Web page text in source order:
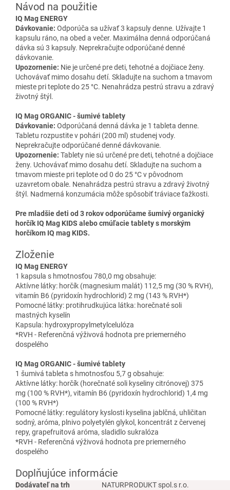
Návod na použitie
IQ Mag ENERGY
Dávkovanie: Odporúča sa užívať 3 kapsuly denne. Užívajte 1
kapsulu ráno, na obed a večer. Maximálna denná odporúčaná
dávka sú 3 kapsuly. Neprekračujte odporúčané denné
dávkovanie.
Upozornenie: Nie je určené pre deti, tehotné a dojčiace ženy.
Uchovávať mimo dosahu detí. Skladujte na suchom a tmavom
mieste pri teplote do 25 °C. Nenahrádza pestrú stravu a zdravý
životný štýl.
IQ Mag ORGANIC - šumivé tablety
Dávkovanie: Odporúčaná denná dávka je 1 tableta denne.
Tabletu rozpustite v pohári (200 ml) studenej vody.
Neprekračujte odporúčané denné dávkovanie.
Upozornenie: Tablety nie sú určené pre deti, tehotné a dojčiace
ženy. Uchovávať mimo dosahu detí. Skladujte na suchom a
tmavom mieste pri teplote od 0 do 25 °C v pôvodnom
uzavretom obale. Nenahrádza pestrú stravu a zdravý životný
štýl. Nadmerná konzumácia môže spôsobiť tráviace ťažkosti.
Pre mladšie deti od 3 rokov odporúčame šumivý organický
horčík IQ Mag KIDS alebo cmúľacie tablety s morským
horčíkom IQ mag KIDS.
Zloženie
IQ Mag ENERGY
1 kapsula s hmotnosťou 780,0 mg obsahuje:
Aktívne látky: horčík (magnesium malát) 112,5 mg (30 % RVH),
vitamín B6 (pyridoxín hydrochlorid) 2 mg (143 % RVH*)
Pomocné látky: protihrudkujúca látka: horečnaté soli
mastných kyselín
Kapsula: hydroxypropylmetylcelulóza
*RVH - Referenčná výživová hodnota pre priemerného
dospelého
IQ Mag ORGANIC - šumivé tablety
1 šumivá tableta s hmotnosťou 5,7 g obsahuje:
Aktívne látky: horčík (horečnaté soli kyseliny citrónovej) 375
mg (100 % RVH*), vitamín B6 (pyridoxín hydrochlorid) 1,4 mg
(100 % RVH*)
Pomocné látky: regulátory kyslosti kyselina jablčná, uhličitan
sodný, aróma, plnivo polyetylén glykol, koncentrát z červenej
repy, grapefruitová aróma, sladidlo sukralóza
*RVH - Referenčná výživová hodnota pre priemerného
dospelého
Doplňujúce informácie
Dodávateľ na trh
NATURPRODUKT spol.s r.o.